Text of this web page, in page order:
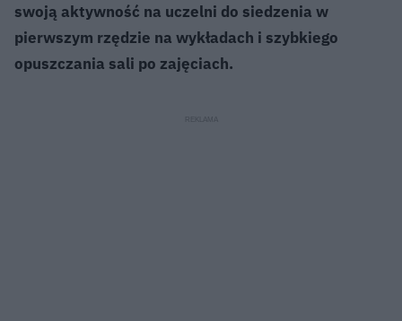
swoją aktywność na uczelni do siedzenia w
pierwszym rzędzie na wykładach i szybkiego
opuszczania sali po zajęciach.